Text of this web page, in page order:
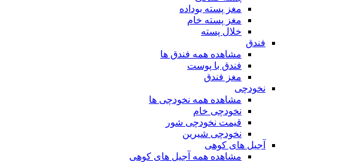
مغز پسته بوداده
مغز پسته خام
خلال پسته
فندق
مشاهده همه فندق ها
فندق با پوست
مغز فندق
نخودچی
مشاهده همه نخودچی ها
نخودچی خام
قیمت نخودچی شور
نخودچی شیرین
آجیل های کوهی
مشاهده همه آجیل های کوهی